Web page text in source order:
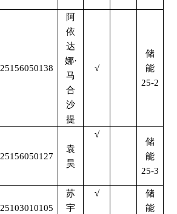
25156050138
阿
依
达
娜·
马
合
沙
提
√
储
能
25-2
25156050127
袁
昊
√
储
能
25-3
25103010105
苏
宇
√
储
能